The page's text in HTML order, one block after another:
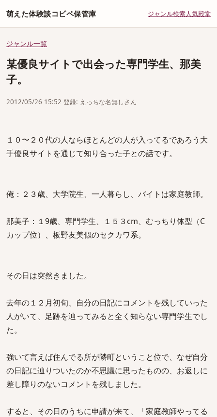
萌えた体験談コピペ保管庫 ジャンル検索人気殿堂
ジャンル一覧
某優良サイトで出会った専門学生、那美
子。
2012/05/26 15:52 登録: えっちな名無しさん
１０〜２０代の人ならほとんどの人が入ってるであろう大
手優良サイトを通じて知り合った子との話です。
俺：２３歳、大学院生、一人暮らし、バイトは家庭教師。
那美子：１9歳、専門学生、１５３cm、むっちり体型（C
カップ位）、板野友美似のセクカワ系。
その日は突然きました。
去年の１２月初旬、自分の日記にコメントを残していった
人がいて、足跡を辿ってみると全く知らない専門学生でし
た。
強いて言えば住んでる所が隣町ということ位で、なぜ自分
の日記に辿りついたのか不思議に思ったものの、お返しに
差し障りのないコメントを残しました。
すると、その日のうちに申請が来て、「家庭教師やってる